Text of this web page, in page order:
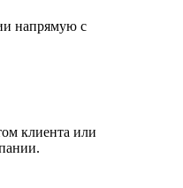
напрямую с
клиента или